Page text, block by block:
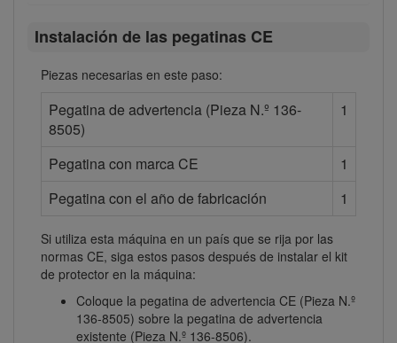
Instalación de las pegatinas CE
Piezas necesarias en este paso:
Pegatina de advertencia (Pieza N.º 136-
8505)
1
Pegatina con marca CE
1
Pegatina con el año de fabricación
1
Si utiliza esta máquina en un país que se rija por las
normas CE, siga estos pasos después de instalar el kit
de protector en la máquina:
Coloque la pegatina de advertencia CE (Pieza N.º
136-8505) sobre la pegatina de advertencia
existente (Pieza N.º 136-8506).